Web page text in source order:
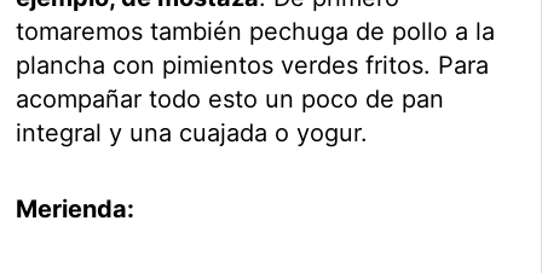
tomaremos también pechuga de pollo a la
plancha con pimientos verdes fritos. Para
acompañar todo esto un poco de pan
integral y una cuajada o yogur.
Merienda: